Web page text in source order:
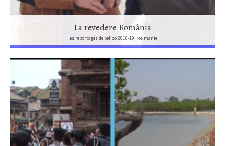
La revedere România
les reportages de pelico 2018-19, roumanie